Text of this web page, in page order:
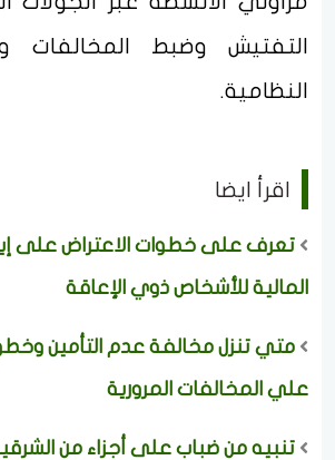
التفتيش وضبط المخالفات
النظامية.
اقرأ ايضا
تعرف على خطوات الاعتراض على
المالية للأشخاص ذوي الإعاقة
متي تنزل مخالفة عدم التأمين
علي المخالفات المرورية
تنبيه من ضباب على أجزاء من